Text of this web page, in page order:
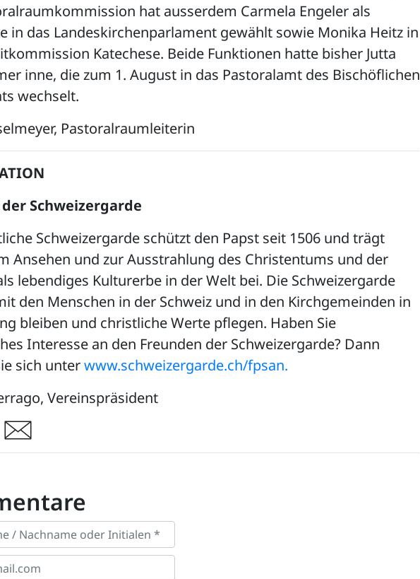
hat ausserdem Carmela Engeler als
in das Landeskirchenparlament gewählt sowie Monika Heitz in
Katechese. Beide Funktionen hatte bisher Jutta
inne, die zum 1. August in das Pastoralamt des Bischöflichen
wechselt.
Pastoralraumleiterin
Schweizergarde
Schweizergarde schützt den Papst seit 1506 und trägt
Ansehen und zur Ausstrahlung des Christentums und der
lebendiges Kulturerbe in der Welt bei. Die Schweizergarde
den Menschen in der Schweiz und in den Kirchgemeinden in
bleiben und christliche Werte pflegen. Haben Sie
Interesse an den Freunden der Schweizergarde? Dann
sich unterwww.schweizergarde.ch/fpsan.
Vereinspräsident
Share